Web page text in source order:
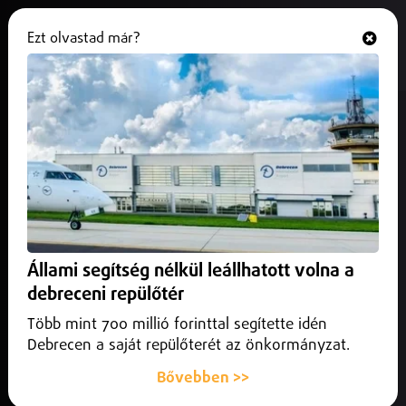
Debrecen
Ezt olvastad már?
Állami segítség nélkül leállhatott volna a
debreceni repülőtér
Több mint 700 millió forinttal segítette idén
Debrecen a saját repülőterét az önkormányzat.
Bővebben >>